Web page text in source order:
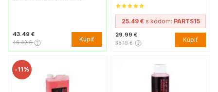
43.49 €
46.42 € Kúpiť
25.49 € s kódom: PARTS15
29.99 €
38.19 € Kúpiť
-11%